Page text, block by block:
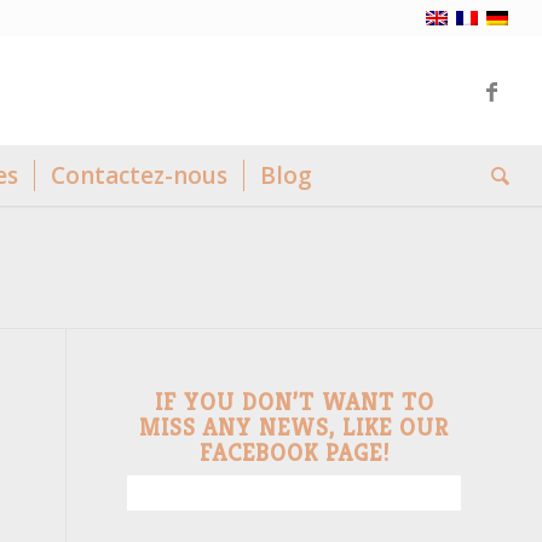
Contactez-nous Blog
IF YOU DON’T WANT TO
MISS ANY NEWS, LIKE OUR
FACEBOOK PAGE!